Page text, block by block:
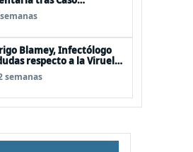
pero se olvidan que
evaluados
Blamey, Infectólogo
respecto a la Viruela
(MPOX)
semanas